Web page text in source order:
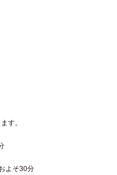
す。
よそ30分